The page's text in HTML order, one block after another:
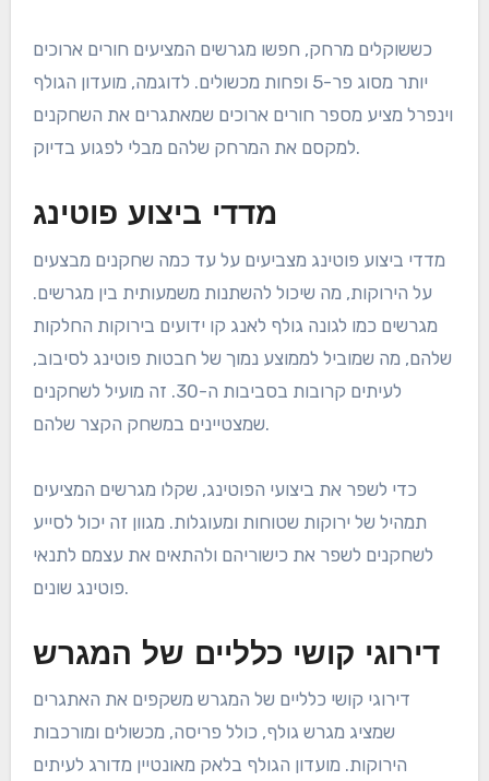
כששוקלים מרחק, חפשו מגרשים המציעים חורים ארוכים
יותר מסוג פר-5 ופחות מכשולים. לדוגמה, מועדון הגולף
וינפרל מציע מספר חורים ארוכים שמאתגרים את השחקנים
למקסם את המרחק שלהם מבלי לפגוע בדיוק.
מדדי ביצוע פוטינג
מדדי ביצוע פוטינג מצביעים על עד כמה שחקנים מבצעים
על הירוקות, מה שיכול להשתנות משמעותית בין מגרשים.
מגרשים כמו לגונה גולף לאנג קו ידועים בירוקות החלקות
שלהם, מה שמוביל לממוצע נמוך של חבטות פוטינג לסיבוב,
לעיתים קרובות בסביבות ה-30. זה מועיל לשחקנים
שמצטיינים במשחק הקצר שלהם.
כדי לשפר את ביצועי הפוטינג, שקלו מגרשים המציעים
תמהיל של ירוקות שטוחות ומעוגלות. מגוון זה יכול לסייע
לשחקנים לשפר את כישוריהם ולהתאים את עצמם לתנאי
פוטינג שונים.
דירוגי קושי כלליים של המגרש
דירוגי קושי כלליים של המגרש משקפים את האתגרים
שמציג מגרש גולף, כולל פריסה, מכשולים ומורכבות
הירוקות. מועדון הגולף בלאק מאונטיין מדורג לעיתים